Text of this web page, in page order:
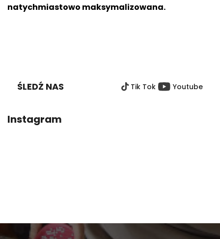
natychmiastowo maksymalizowana.
ŚLEDŹ NAS Tik Tok Youtube
Instagram